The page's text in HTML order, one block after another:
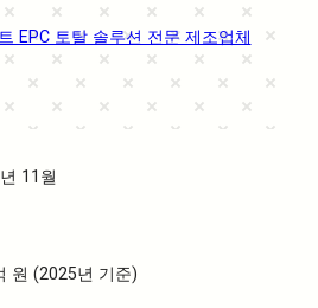
11월
원 (2025년 기준)